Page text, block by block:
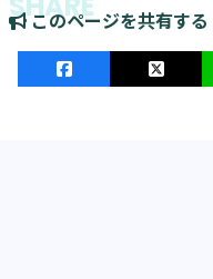
このページを共有する